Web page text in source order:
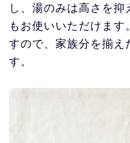
し、湯のみは高さを
もお使いいただけます
すので、家族分を揃
す。